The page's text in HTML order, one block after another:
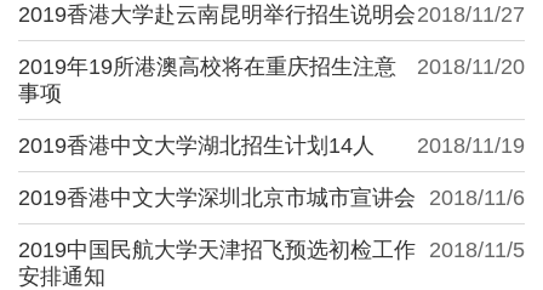
2018/11/27
2019香港大学赴云南昆明举行招生说明会
2018/11/20
2019年19所港澳高校将在重庆招生注意
事项
2018/11/19
2019香港中文大学湖北招生计划14人
2018/11/6
2019香港中文大学深圳北京市城市宣讲会
2018/11/5
2019中国民航大学天津招飞预选初检工作
安排通知